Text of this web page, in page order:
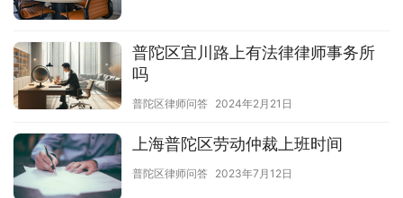
普陀区宜川路上有法律律师事务所
吗
普陀区律师问答 2024年2月21日
上海普陀区劳动仲裁上班时间
普陀区律师问答 2023年7月12日